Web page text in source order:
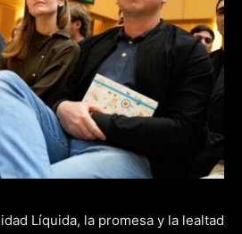
Líquida, la promesa y la lealtad